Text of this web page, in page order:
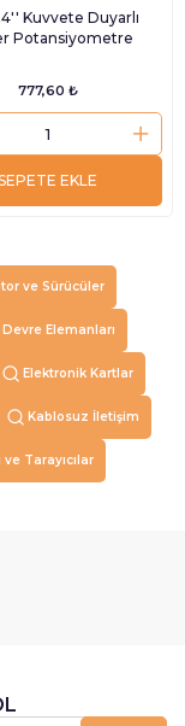
Kuvvete Duyarlı
Potansiyometre
777,60 ₺
EKLE
ve Sürücüler
Devre Elemanları
Elektronik Kartlar
Kablosuz İletişim
ve Tarayıcılar